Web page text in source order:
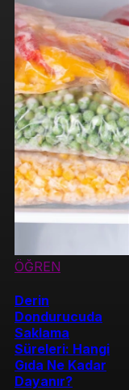
ÖĞREN
Derin
Dondurucuda
Saklama
Süreleri: Hangi
Gıda Ne Kadar
Dayanır?